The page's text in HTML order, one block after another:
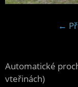
←
Automatické
vteřinách)